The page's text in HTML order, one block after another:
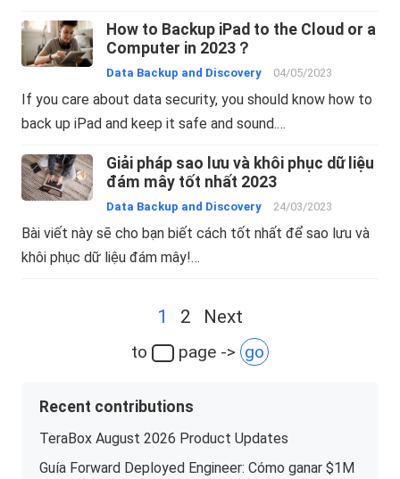
How to Backup iPad to the Cloud or a
Computer in 2023？
Data Backup and Discovery 04/05/2023
If you care about data security, you should know how to
back up iPad and keep it safe and sound.…
Giải pháp sao lưu và khôi phục dữ liệu
đám mây tốt nhất 2023
Data Backup and Discovery 24/03/2023
Bài viết này sẽ cho bạn biết cách tốt nhất để sao lưu và
khôi phục dữ liệu đám mây!…
1 2 Next
to page -> go
Recent contributions
TeraBox August 2026 Product Updates
Guía Forward Deployed Engineer: Cómo ganar $1M